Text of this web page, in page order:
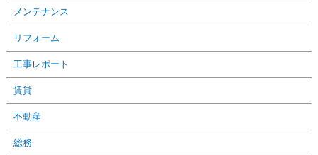
メンテナンス
リフォーム
工事レポート
賃貸
不動産
総務